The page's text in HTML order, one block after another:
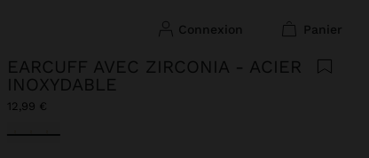
connexion panier
EARCUFF AVEC ZIRCONIA - ACIER
INOXYDABLE
12,99 €
sélectionné(s)